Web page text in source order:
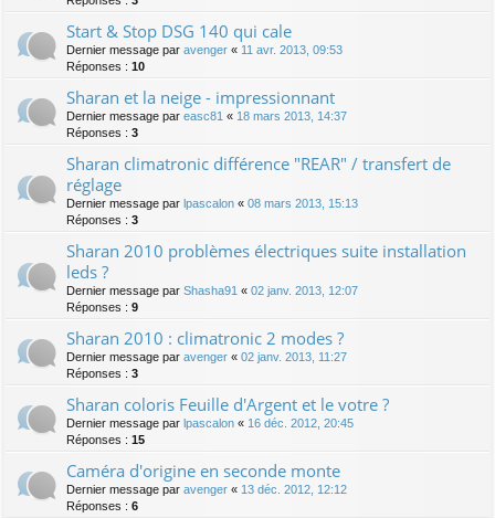
Start & Stop DSG 140 qui cale
Dernier message par avenger « 11 avr. 2013, 09:53
Réponses : 10
Sharan et la neige - impressionnant
Dernier message par easc81 « 18 mars 2013, 14:37
Réponses : 3
Sharan climatronic différence "REAR" / transfert de
réglage
Dernier message par lpascalon « 08 mars 2013, 15:13
Réponses : 3
Sharan 2010 problèmes électriques suite installation
leds ?
Dernier message par Shasha91 « 02 janv. 2013, 12:07
Réponses : 9
Sharan 2010 : climatronic 2 modes ?
Dernier message par avenger « 02 janv. 2013, 11:27
Réponses : 3
Sharan coloris Feuille d'Argent et le votre ?
Dernier message par lpascalon « 16 déc. 2012, 20:45
Réponses : 15
Caméra d'origine en seconde monte
Dernier message par avenger « 13 déc. 2012, 12:12
Réponses : 6